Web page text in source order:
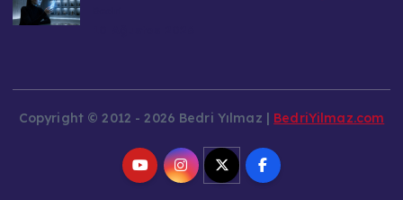
Copyright © 2012 - 2026 Bedri Yılmaz | BedriYilmaz.com